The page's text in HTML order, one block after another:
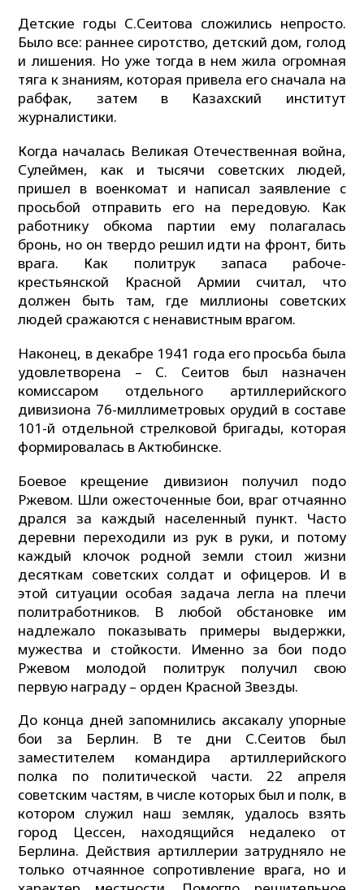
Детские годы С.Сеитова сложились непросто.
Было все: раннее сиротство, детский дом, голод
и лишения. Но уже тогда в нем жила огромная
тяга к знаниям, которая привела его сначала на
рабфак, затем в Казахский институт
журналистики.
Когда началась Великая Отечественная война,
Сулеймен, как и тысячи советских людей,
пришел в военкомат и написал заявление с
просьбой отправить его на передовую. Как
работнику обкома партии ему полагалась
бронь, но он твердо решил идти на фронт, бить
врага. Как политрук запаса рабоче-
крестьянской Красной Армии считал, что
должен быть там, где миллионы советских
людей сражаются с ненавистным врагом.
Наконец, в декабре 1941 года его просьба была
удовлетворена – С. Сеитов был назначен
комиссаром отдельного артиллерийского
дивизиона 76-миллиметровых орудий в составе
101-й отдельной стрелковой бригады, которая
формировалась в Актюбинске.
Боевое крещение дивизион получил подо
Ржевом. Шли ожесточенные бои, враг отчаянно
дрался за каждый населенный пункт. Часто
деревни переходили из рук в руки, и потому
каждый клочок родной земли стоил жизни
десяткам советских солдат и офицеров. И в
этой ситуации особая задача легла на плечи
политработников. В любой обстановке им
надлежало показывать примеры выдержки,
мужества и стойкости. Именно за бои подо
Ржевом молодой политрук получил свою
первую награду – орден Красной Звезды.
До конца дней запомнились аксакалу упорные
бои за Берлин. В те дни С.Сеитов был
заместителем командира артиллерийского
полка по политической части. 22 апреля
советским частям, в числе которых был и полк, в
котором служил наш земляк, удалось взять
город Цессен, находящийся недалеко от
Берлина. Действия артиллерии затрудняло не
только отчаянное сопротивление врага, но и